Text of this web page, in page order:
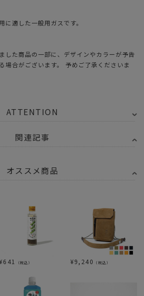
に適した一般用ガスです。
した商品の一部に、デザインやカラーが予告
場合がございます。 予めご了承くださいま
ATTENTION
関連記事
オススメ商品
641 （税込） ¥9,240 （税込）